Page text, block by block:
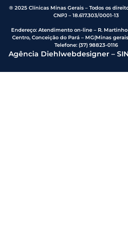
® 2025 Clínicas Minas Gerais – Todos os
CNPJ – 18.617.303/0001-13
Endereço: Atendimento on-line – R. Martinho
Centro, Conceição do Pará – MG(Minas
Telefone:(37) 98823-0116
Agência Diehlwebdesigner –